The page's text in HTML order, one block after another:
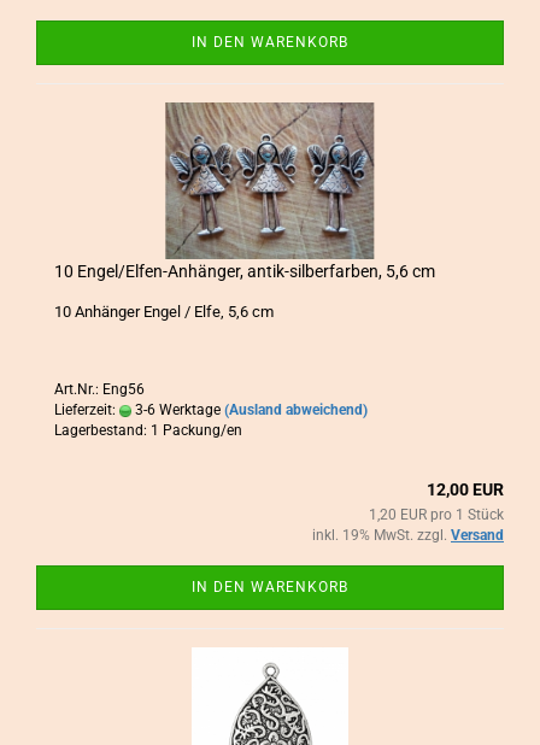
IN DEN WARENKORB
10 Engel/Elfen-​​An­hän­ger, antik-​​sil­ber­far­ben, 5,6 cm
10 An­hän­ger Engel / Elfe, 5,6 cm
Art.Nr.: Eng56
Lieferzeit:
3-6 Werktage (Ausland abweichend)
Lagerbestand: 1 Packung/en
12,00 EUR
1,20 EUR pro 1 Stück
inkl. 19% MwSt. zzgl. Versand
IN DEN WARENKORB